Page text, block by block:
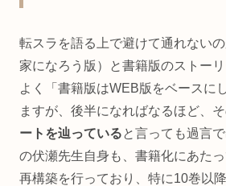
転スラを語る上で避けて通れない
家になろう版）と書籍版のストーリ
よく「書籍版はWEB版をベースに
ますが、後半になればなるほど、
ートを辿っていると言っても過言
の伏瀬先生自身も、書籍化にあた
再構築を行っており、特に10巻以